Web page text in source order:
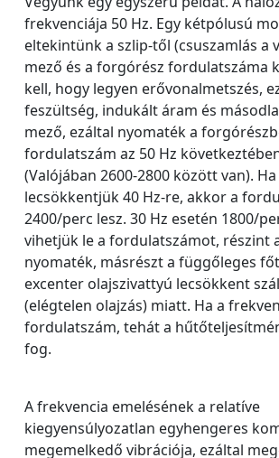
frekvenciája 50 Hz. Egy kétpólusú
eltekintünk a szlip-től (csuszamlás a
mező és a forgórész fordulatszáma
kell, hogy legyen erővonalmetszés,
feszültség, indukált áram és
mező, ezáltal nyomaték a
fordulatszám az 50 Hz
(Valójában 2600-2800 között van).
lecsökkentjük 40 Hz-re, akkor a
2400/perc lesz. 30 Hz esetén 1800/
vihetjük le a fordulatszámot, részint
nyomaték, másrészt a függőleges
excenter olajszivattyú lecsökkent
(elégtelen olajzás) miatt. Ha a
fordulatszám, tehát a
fog.
A frekvencia emelésének a relatíve
kiegyensúlyozatlan egyhengeres
megemelkedő vibrációja, ezáltal